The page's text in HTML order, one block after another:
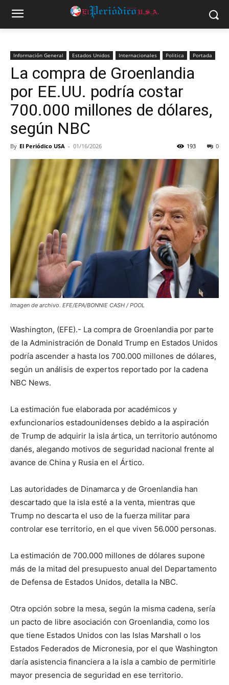
Información General Estados Unidos Internacionales Politica Portada
La compra de Groenlandia
por EE.UU. podría costar
700.000 millones de dólares,
según NBC
By El Periódico USA - 01/16/2026 0
193
Imagen de archivo. EFE/EPA/BONNIE CASH / POOL
Washington, (EFE).- La compra de Groenlandia por parte
de la Administración de Donald Trump en Estados Unidos
podría ascender a hasta los 700.000 millones de dólares,
según un análisis de expertos reportado por la cadena
NBC News.
La estimación fue elaborada por académicos y
exfuncionarios estadounidenses debido a la aspiración
de Trump de adquirir la isla ártica, un territorio autónomo
danés, alegando motivos de seguridad nacional frente al
avance de China y Rusia en el Ártico.
Las autoridades de Dinamarca y de Groenlandia han
descartado que la isla esté a la venta, mientras que
Trump no descarta el uso de la fuerza militar para
controlar ese territorio, en el que viven 56.000 personas.
La estimación de 700.000 millones de dólares supone
más de la mitad del presupuesto anual del Departamento
de Defensa de Estados Unidos, detalla la NBC.
Otra opción sobre la mesa, según la misma cadena, sería
un pacto de libre asociación con Groenlandia, como los
que tiene Estados Unidos con las Islas Marshall o los
Estados Federados de Micronesia, por el que Washington
daría asistencia financiera a la isla a cambio de permitirle
mayor presencia de seguridad en ese territorio.